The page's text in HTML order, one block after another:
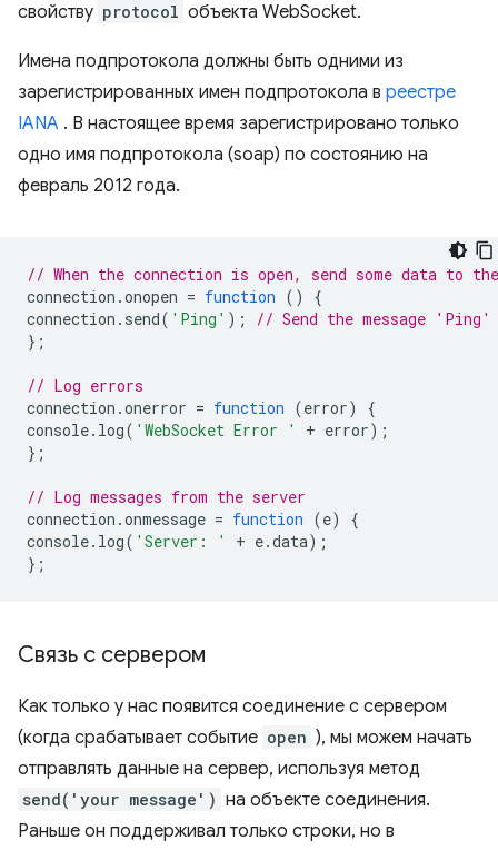
свойству protocol объекта WebSocket.
Имена подпротокола должны быть одними из
зарегистрированных имен подпротокола в реестре
IANA . В настоящее время зарегистрировано только
одно имя подпротокола (soap) по состоянию на
февраль 2012 года.
// When the connection is open, send some data to
connection .onopen = function ()
{
connection . send( 'Ping' );
// Send the message
};
// Log errors
connection .onerror = function (error)
{
console. log( 'WebSocket Error ' + error);
};
// Log messages from the server
connection .onmessage = function (e)
{
console. log( 'Server: ' + e.data);
};
Связь с сервером
Как только у нас появится соединение с сервером
(когда срабатывает событие open ), мы можем начать
отправлять данные на сервер, используя метод
send('your message') на объекте соединения.
Раньше он поддерживал только строки, но в